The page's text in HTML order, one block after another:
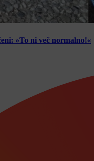
»To ni več normalno!«